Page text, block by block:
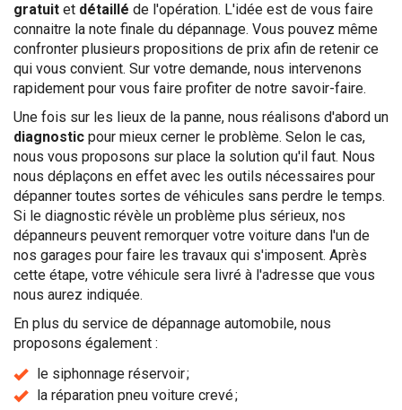
gratuit et détaillé de l'opération. L'idée est de vous faire
connaitre la note finale du dépannage. Vous pouvez même
confronter plusieurs propositions de prix afin de retenir ce
qui vous convient. Sur votre demande, nous intervenons
rapidement pour vous faire profiter de notre savoir-faire.
Une fois sur les lieux de la panne, nous réalisons d'abord un
diagnostic pour mieux cerner le problème. Selon le cas,
nous vous proposons sur place la solution qu'il faut. Nous
nous déplaçons en effet avec les outils nécessaires pour
dépanner toutes sortes de véhicules sans perdre le temps.
Si le diagnostic révèle un problème plus sérieux, nos
dépanneurs peuvent remorquer votre voiture dans l'un de
nos garages pour faire les travaux qui s'imposent. Après
cette étape, votre véhicule sera livré à l'adresse que vous
nous aurez indiquée.
En plus du service de dépannage automobile, nous
proposons également :
le siphonnage réservoir ;
la réparation pneu voiture crevé ;